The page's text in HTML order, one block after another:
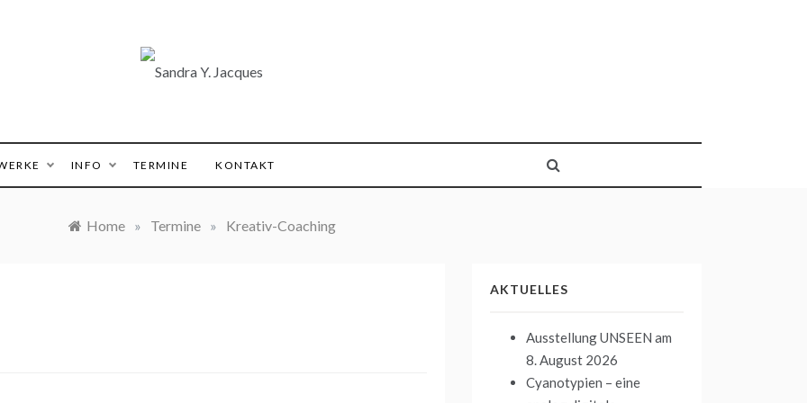
INFO TERMINE KONTAKT
Home » Termine » Kreativ-Coaching
AKTUELLES
Ausstellung UNSEEN am
8. August 2026
Cyanotypien – eine